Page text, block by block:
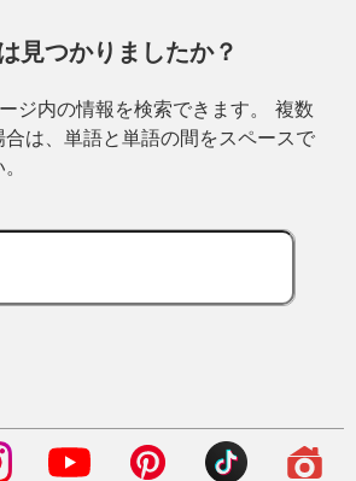
見つかりましたか？
ジ内の情報を検索できます。 複数
は、単語と単語の間をスペースで